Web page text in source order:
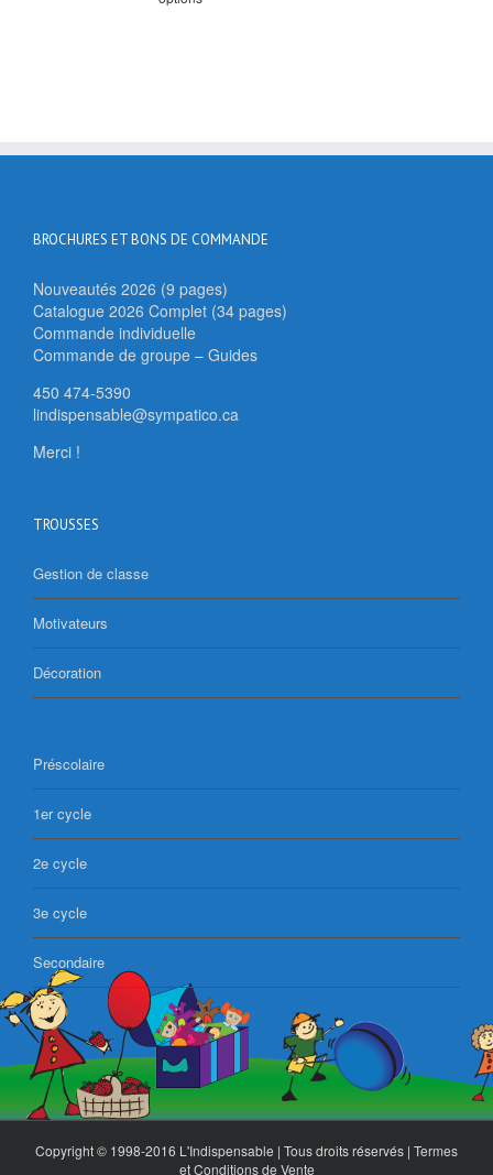
BROCHURES ET BONS DE COMMANDE
Nouveautés 2026 (9 pages)
Catalogue 2026 Complet (34 pages)
Commande individuelle
Commande de groupe – Guides
450 474-5390
lindispensable@sympatico.ca
Merci !
TROUSSES
Gestion de classe
Motivateurs
Décoration
Préscolaire
1er cycle
2e cycle
3e cycle
Secondaire
Copyright © 1998-2016 L'Indispensable | Tous droits réservés | Termes
et Conditions de Vente